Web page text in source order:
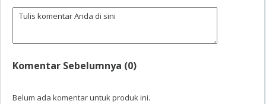
Komentar Sebelumnya (0)
Belum ada komentar untuk produk ini.